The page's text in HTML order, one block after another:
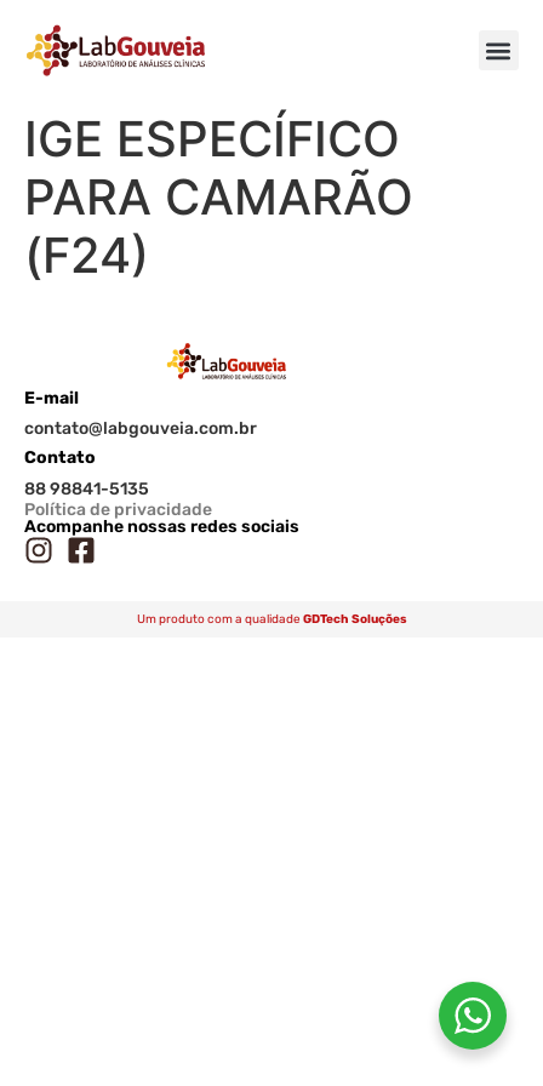
IGE ESPECÍFICO
PARA CAMARÃO
(F24)
E-mail
contato@labgouveia.com.br
Contato
88 98841-5135
Política de privacidade
Acompanhe nossas redes sociais
Um produto com a qualidade GDTech Soluções